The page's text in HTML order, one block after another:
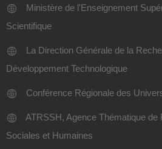
Ministère de l'Enseignement
Scientifique
La Direction Générale de la
Développement Technologique
Conférence Régionale des
ATRSSH, Agence Thématique
Sociales et Humaines